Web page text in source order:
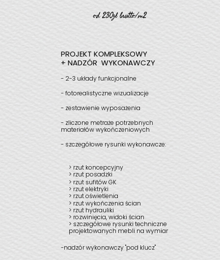
PROJEKT KOMPLEKSOWY
+ NADZÓR WYKONAWCZY
- 2-3 układy funkcjonalne
- fotorealistyczne wizualizacje
- zestawienie wyposażenia
- zliczone metraże potrzebnych
materiałów wykończeniowych
- szczegółowe rysunki wykonawcze:
-nadzór wykonawczy "pod klucz"
> szczegółowe rysunki techniczne
projektowanych mebli na wymiar
> rozwinięcia, widoki ścian
> rzut hydrauliki
> rzut wykończenia ścian
> rzut oświetlenia
> rzut elektryki
> rzut sufitów GK
> rzut posadzki
> rzut koncepcyjny
od 230zł brutto/m2